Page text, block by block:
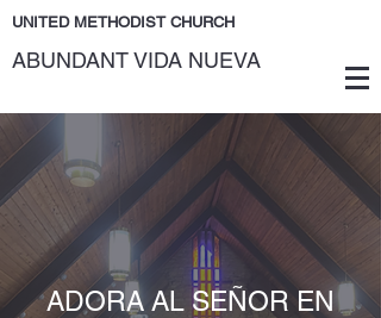
UNITED METHODIST CHURCH
ABUNDANT VIDA NUEVA
ADORA AL SEÑOR EN